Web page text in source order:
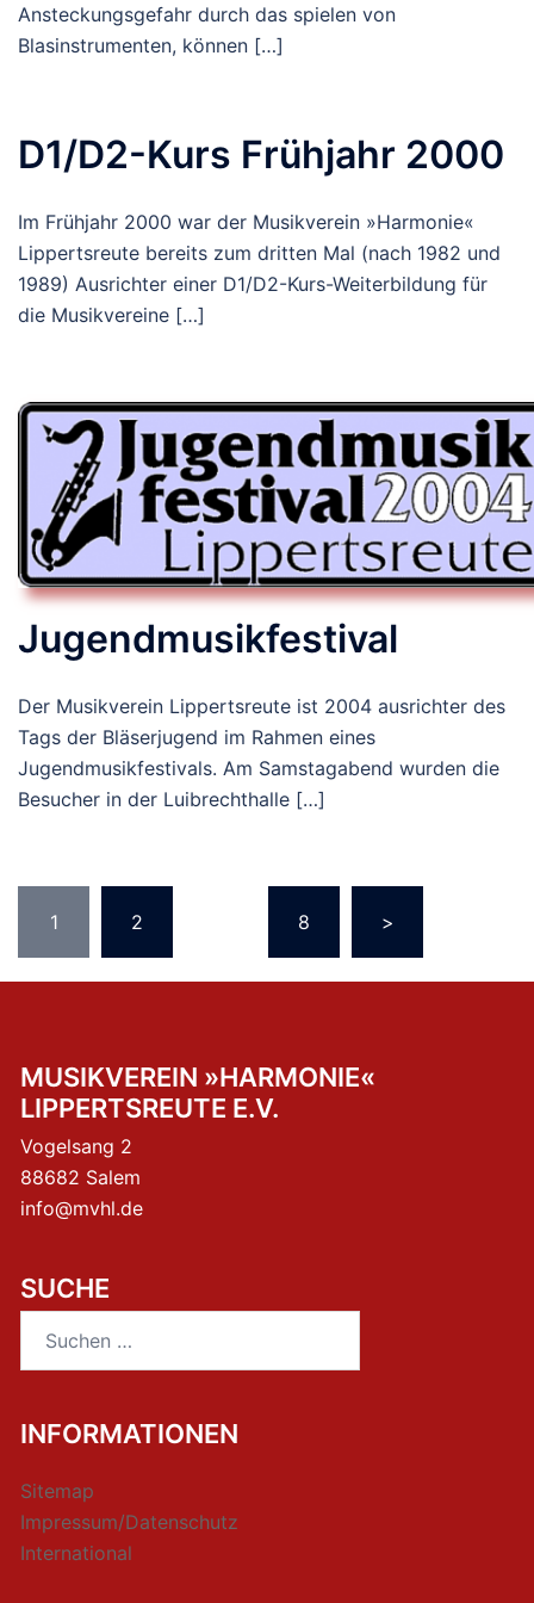
Ansteckungsgefahr durch das spielen von
Blasinstrumenten, können […]
D1/D2-Kurs Frühjahr 2000
Im Frühjahr 2000 war der Musikverein »Harmonie«
Lippertsreute bereits zum dritten Mal (nach 1982 und
1989) Ausrichter einer D1/D2-Kurs-Weiterbildung für
die Musikvereine […]
Jugendmusikfestival
Der Musikverein Lippertsreute ist 2004 ausrichter des
Tags der Bläserjugend im Rahmen eines
Jugendmusikfestivals. Am Samstagabend wurden die
Besucher in der Luibrechthalle […]
der
Beiträge
1 2 8 >
MUSIKVEREIN »HARMONIE«
LIPPERTSREUTE E.V.
Vogelsang 2
88682 Salem
info@mvhl.de
SUCHE
nach:
INFORMATIONEN
Sitemap
Impressum/Datenschutz
International